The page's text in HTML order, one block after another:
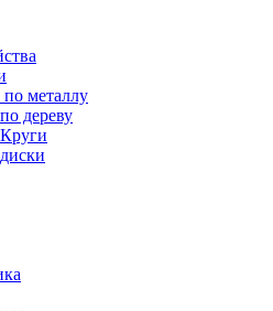
металлу
дереву